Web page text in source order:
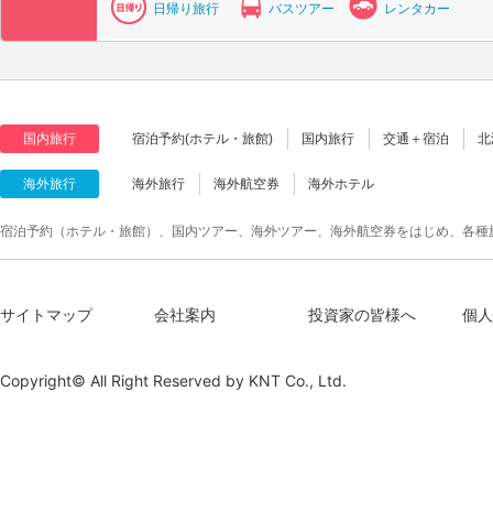
日帰り旅行 バスツアー レンタカー
国内旅行 宿泊予約(ホテル・旅館) 国内旅行 交通＋宿泊
海外旅行 海外旅行 海外航空券 海外ホテル
宿泊予約（ホテル・旅館）、国内ツアー、海外ツアー、海外航空券をはじめ、各
サイトマップ 会社案内 投資家の皆様へ 個
Copyright© All Right Reserved by KNT Co., Ltd.